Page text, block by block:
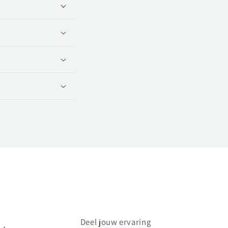
Deel jouw ervaring